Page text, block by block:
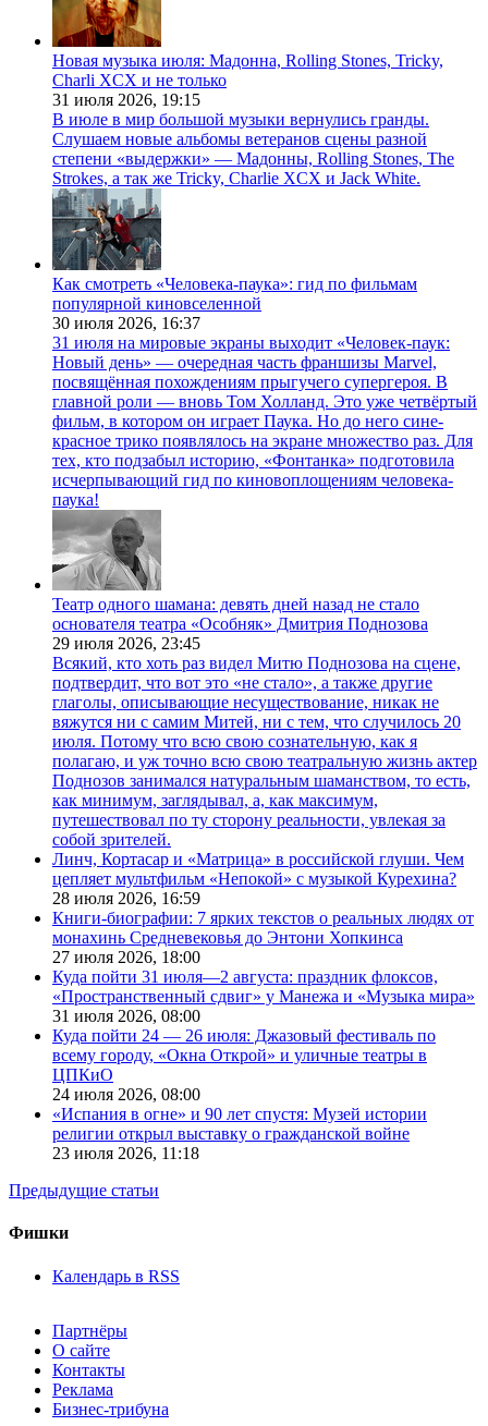
Новая музыка июля: Мадонна, Rolling Stones, Tricky,
Charli XCX и не только
31 июля 2026, 19:15
В июле в мир большой музыки вернулись гранды.
Слушаем новые альбомы ветеранов сцены разной
степени «выдержки» — Мадонны, Rolling Stones, The
Strokes, а так же Tricky, Charlie XCX и Jack White.
Как смотреть «Человека-паука»: гид по фильмам
популярной киновселенной
30 июля 2026, 16:37
31 июля на мировые экраны выходит «Человек-паук:
Новый день» — очередная часть франшизы Marvel,
посвящённая похождениям прыгучего супергероя. В
главной роли — вновь Том Холланд. Это уже четвёртый
фильм, в котором он играет Паука. Но до него сине-
красное трико появлялось на экране множество раз. Для
тех, кто подзабыл историю, «Фонтанка» подготовила
исчерпывающий гид по киновоплощениям человека-
паука!
Театр одного шамана: девять дней назад не стало
основателя театра «Особняк» Дмитрия Поднозова
29 июля 2026, 23:45
Всякий, кто хоть раз видел Митю Поднозова на сцене,
подтвердит, что вот это «не стало», а также другие
глаголы, описывающие несуществование, никак не
вяжутся ни с самим Митей, ни с тем, что случилось 20
июля. Потому что всю свою сознательную, как я
полагаю, и уж точно всю свою театральную жизнь актер
Поднозов занимался натуральным шаманством, то есть,
как минимум, заглядывал, а, как максимум,
путешествовал по ту сторону реальности, увлекая за
собой зрителей.
Линч, Кортасар и «Матрица» в российской глуши. Чем
цепляет мультфильм «Непокой» с музыкой Курехина?
28 июля 2026, 16:59
Книги-биографии: 7 ярких текстов о реальных людях от
монахинь Средневековья до Энтони Хопкинса
27 июля 2026, 18:00
Куда пойти 31 июля—2 августа: праздник флоксов,
«Пространственный сдвиг» у Манежа и «Музыка мира»
31 июля 2026, 08:00
Куда пойти 24 — 26 июля: Джазовый фестиваль по
всему городу, «Окна Открой» и уличные театры в
ЦПКиО
24 июля 2026, 08:00
«Испания в огне» и 90 лет спустя: Музей истории
религии открыл выставку о гражданской войне
23 июля 2026, 11:18
Предыдущие статьи
Фишки
Календарь в RSS
Партнёры
О сайте
Контакты
Реклама
Бизнес-трибуна